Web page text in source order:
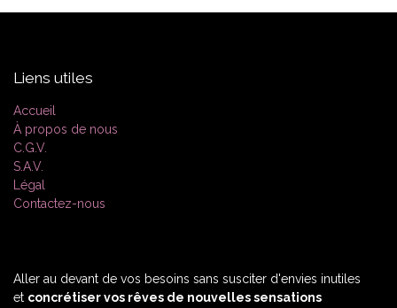
Liens utiles
Accueil
À propos de nous
C.G.V.
S.A.V.
Légal
Contactez-nous
Aller au devant de vos besoins sans susciter d'envies inutiles
et concrétiser vos rêves de nouvelles sensations